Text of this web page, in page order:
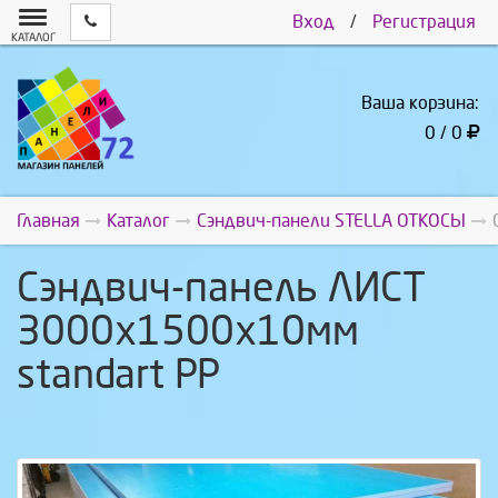
Вход / Регистрация
КАТАЛОГ
Ваша корзина:
0 / 0
Главная Каталог Сэндвич-панели STELLA ОТКОСЫ
Сэндвич-панель ЛИСТ
3000х1500х10мм
standart PP